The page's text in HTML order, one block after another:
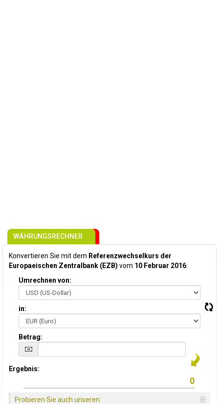
WÄHRUNGSRECHNER
Konvertieren Sie mit dem Referenzwechselkurs der
Europaeischen Zentralbank (EZB) vom 10 Februar 2016:
Umrechnen von:
in:
Betrag:
Ergebnis:
Probieren Sie auch unseren